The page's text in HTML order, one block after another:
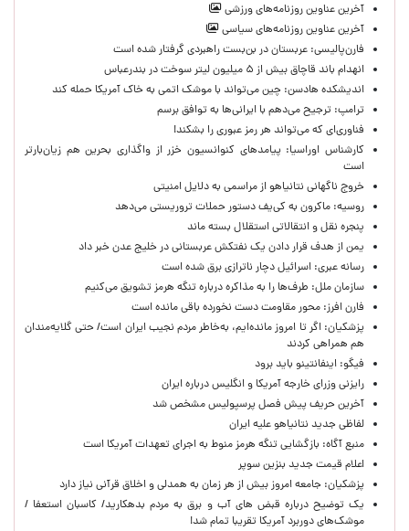
آخرین عناوین روزنامه‌های ورزشی
آخرین عناوین روزنامه‌های سیاسی
فارن‌پالیسی: عربستان در بن‌بست راهبردی گرفتار شده است
انهدام باند قاچاق بیش از ۵ میلیون لیتر سوخت در بندرعباس
اندیشکده هادسن: چین می‌تواند با موشک اتمی به خاک آمریکا حمله کند
ترامپ: ترجیح می‌دهم با ایرانی‌‌ها به توافق برسم
فناوری‌ای که می‌تواند هر رمز عبوری را بشکند!
کارشناس اوراسیا: پیامدهای کنوانسیون خزر از واگذاری بحرین هم زیان‌بارتر
است
خروج ناگهانی نتانیاهو از مراسمی به دلایل امنیتی
روسیه: ماکرون به کی‌یف دستور حملات تروریستی می‌دهد
پنجره‌ نقل و انتقالاتی استقلال بسته ماند
یمن از هدف قرار دادن یک نفتکش عربستانی در خلیج عدن خبر داد
رسانه عبری: اسرائیل دچار ناترازی برق شده است
سازمان ملل: طرف‌ها را به مذاکره درباره تنگه هرمز تشویق می‌کنیم
فارن افرز: محور مقاومت دست نخورده باقی مانده است
پزشکیان: اگر تا امروز مانده‌ایم، به‌خاطر مردم نجیب ایران است/ حتی گلایه‌مندان
هم همراهی کردند
فیگو: اینفانتینو باید برود
رایزنی وزرای خارجه آمریکا و انگلیس درباره ایران
آخرین حریف پیش فصل پرسپولیس مشخص شد
لفاظی جدید نتانیاهو علیه ایران
منبع آگاه: بازگشایی تنگه هرمز منوط به اجرای تعهدات آمریکا است
اعلام قیمت جدید بنزین سوپر
پزشکیان: جامعه امروز بیش از هر زمان به همدلی و اخلاق قرآنی نیاز دارد
یک توضیح درباره قبض های آب و برق به مردم بدهکارید/ کاسبان استعفا /
موشک‌های دوربرد آمریکا تقریبا تمام شد!